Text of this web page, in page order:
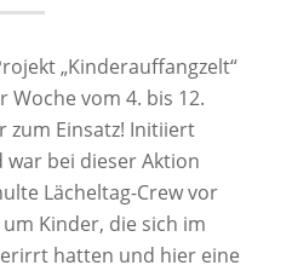
„Kinderauffangzelt“
Woche vom 4. bis 12.
zum Einsatz! Initiiert
bei dieser Aktion
Lächeltag-Crew vor
Kinder, die sich im
hatten und hier eine